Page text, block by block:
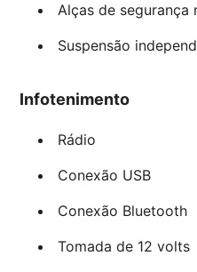
Alças de segurança
Suspensão
Infotenimento
Rádio
Conexão USB
Conexão Bluetooth
Tomada de 12 volts